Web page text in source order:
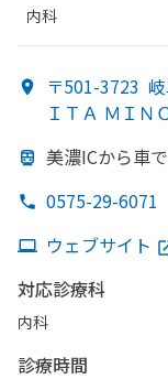
内科
〒501-3723
ＩＴＡ ＭＩＮ
美濃ICから車で
0575-29-6071
ウェブサイト
対応診療科
内科
診療時間